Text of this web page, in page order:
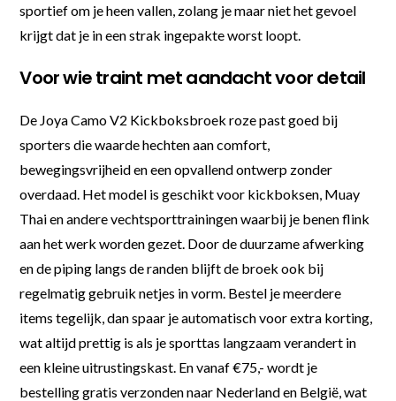
sportief om je heen vallen, zolang je maar niet het gevoel
krijgt dat je in een strak ingepakte worst loopt.
Voor wie traint met aandacht voor detail
De Joya Camo V2 Kickboksbroek roze past goed bij
sporters die waarde hechten aan comfort,
bewegingsvrijheid en een opvallend ontwerp zonder
overdaad. Het model is geschikt voor kickboksen, Muay
Thai en andere vechtsporttrainingen waarbij je benen flink
aan het werk worden gezet. Door de duurzame afwerking
en de piping langs de randen blijft de broek ook bij
regelmatig gebruik netjes in vorm. Bestel je meerdere
items tegelijk, dan spaar je automatisch voor extra korting,
wat altijd prettig is als je sporttas langzaam verandert in
een kleine uitrustingskast. En vanaf €75,- wordt je
bestelling gratis verzonden naar Nederland en België, wat